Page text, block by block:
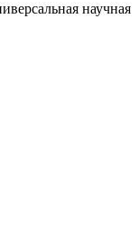
научная